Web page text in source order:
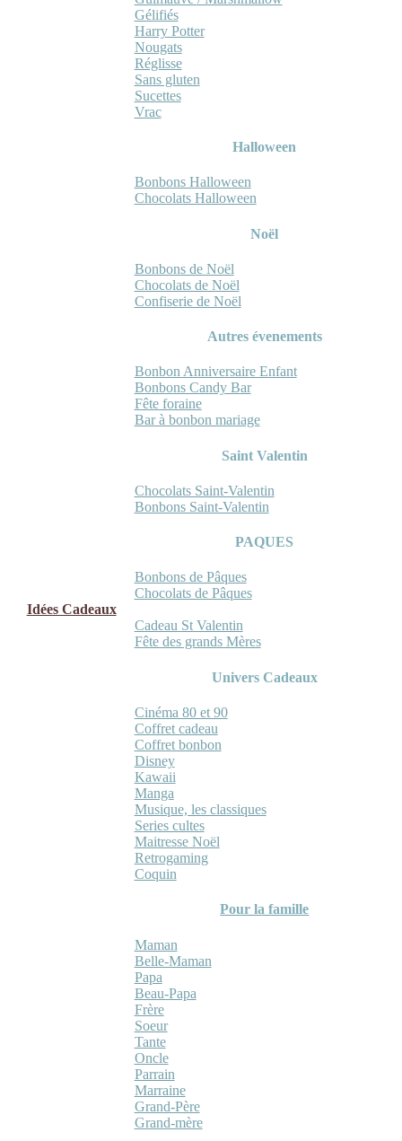
Gélifiés
Harry Potter
Nougats
Réglisse
Sans gluten
Sucettes
Vrac
Halloween
Bonbons Halloween
Chocolats Halloween
Noël
Bonbons de Noël
Chocolats de Noël
Confiserie de Noël
Autres évenements
Bonbon Anniversaire Enfant
Bonbons Candy Bar
Fête foraine
Bar à bonbon mariage
Saint Valentin
Chocolats Saint-Valentin
Bonbons Saint-Valentin
PAQUES
Bonbons de Pâques
Chocolats de Pâques
Idées Cadeaux
Cadeau St Valentin
Fête des grands Mères
Univers Cadeaux
Cinéma 80 et 90
Coffret cadeau
Coffret bonbon
Disney
Kawaii
Manga
Musique, les classiques
Series cultes
Maitresse Noël
Retrogaming
Coquin
Pour la famille
Maman
Belle-Maman
Papa
Beau-Papa
Frère
Soeur
Tante
Oncle
Parrain
Marraine
Grand-Père
Grand-mère